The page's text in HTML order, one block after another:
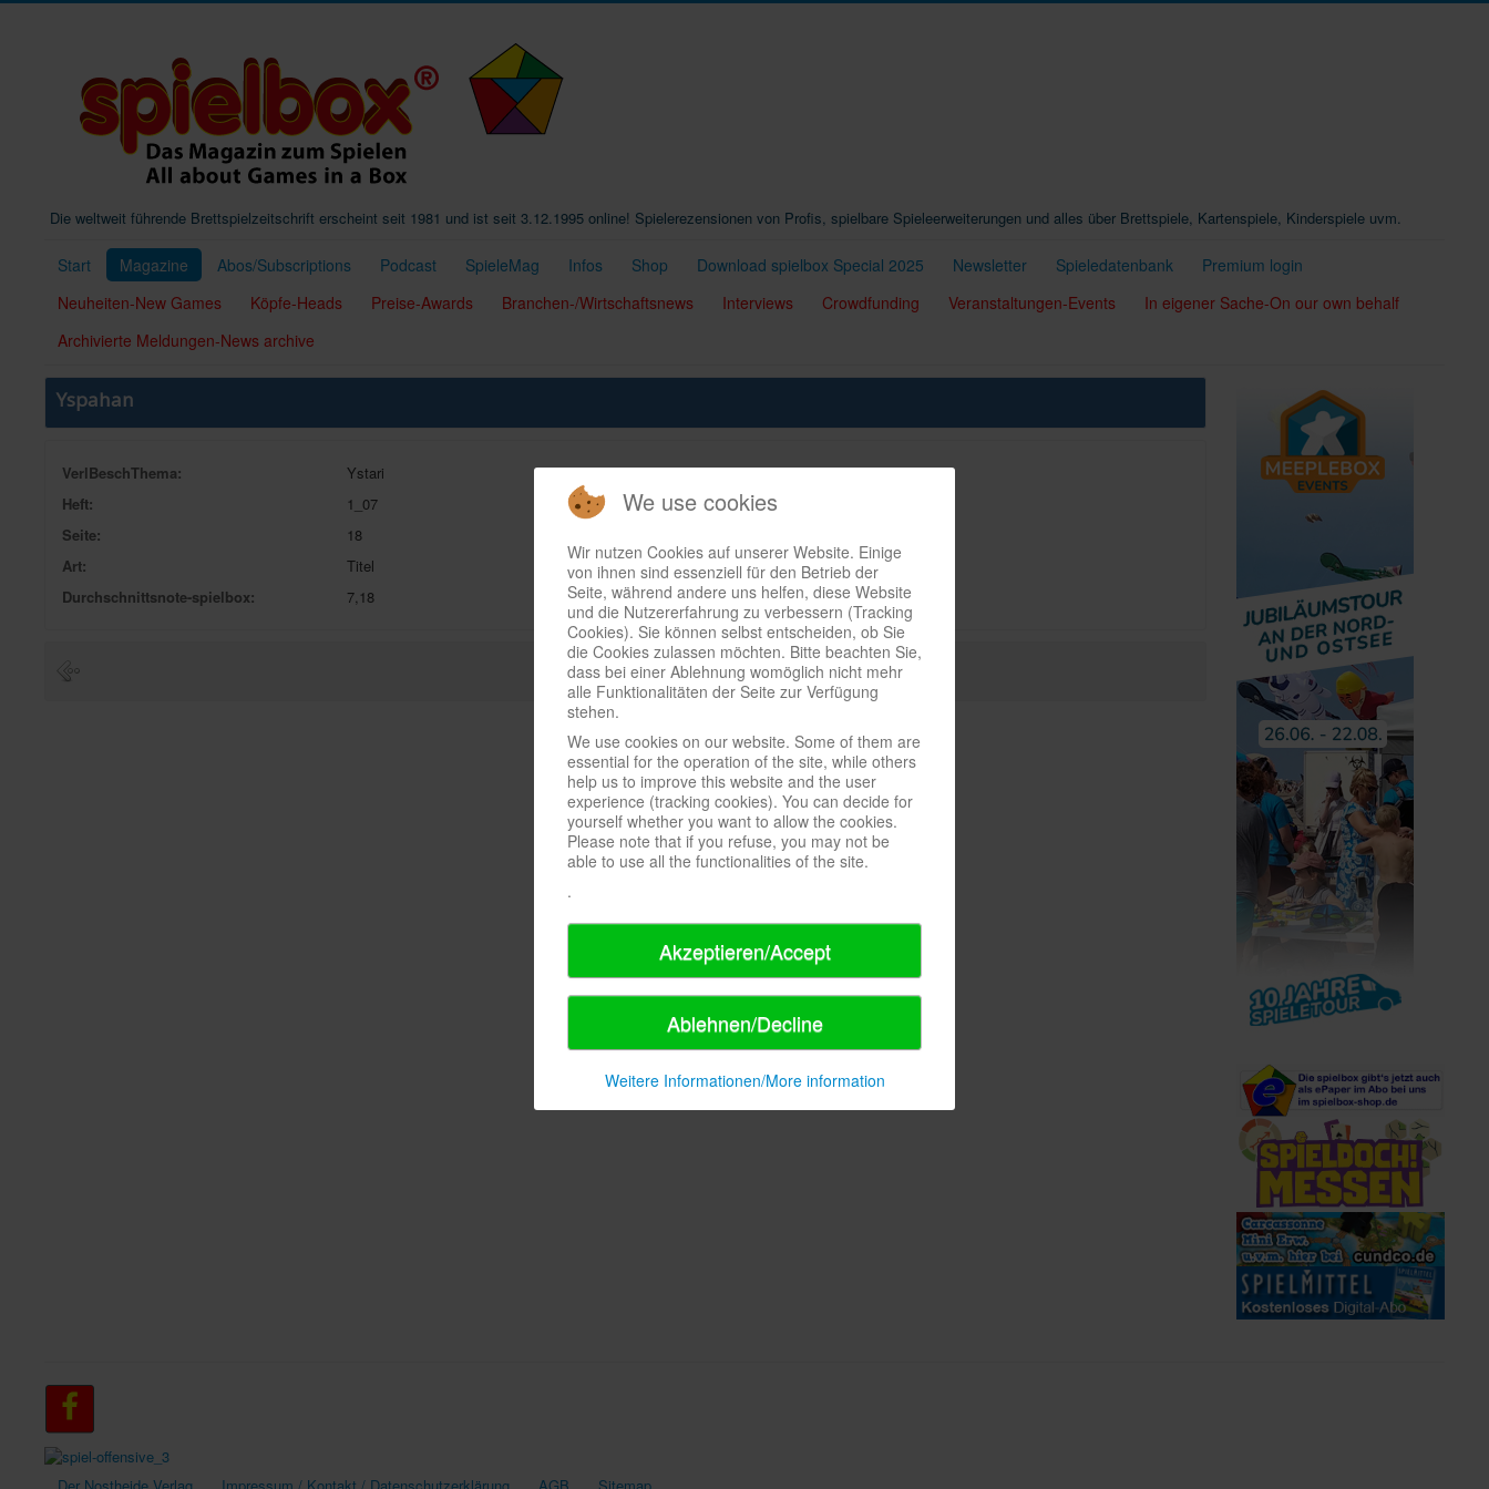
Die weltweit führende Brettspielzeitschrift erscheint seit 1981 und ist seit 3.12.1995 online! Spielerezensionen von Profis, spielbare Spieleerweiterungen und alles über Brettspiele, Kartenspiele, Kinderspiele uvm.
Start Magazine Abos/Subscriptions Podcast SpieleMag Infos Shop Download spielbox Special 2025 Newsletter Spieledatenbank
Premium login
Neuheiten-New Games
Köpfe-Heads Preise-Awards Branchen-/Wirtschaftsnews Interviews Crowdfunding Veranstaltungen-Events
In eigener Sache-On our own behalf
Archivierte Meldungen-News archive
Yspahan
VerlBeschThema:
Ystari
Heft:
1_07
Seite:
18
Art:
Titel
Durchschnittsnote-spielbox:
7,18
Der Nostheide Verlag Impressum / Kontakt / Datenschutzerklärung AGB Sitemap
We use cookies
Wir nutzen Cookies auf unserer Website. Einige
von ihnen sind essenziell für den Betrieb der
Seite, während andere uns helfen, diese Website
und die Nutzererfahrung zu verbessern (Tracking
Cookies). Sie können selbst entscheiden, ob Sie
die Cookies zulassen möchten. Bitte beachten Sie,
dass bei einer Ablehnung womöglich nicht mehr
alle Funktionalitäten der Seite zur Verfügung
stehen.
We use cookies on our website. Some of them are
essential for the operation of the site, while others
help us to improve this website and the user
experience (tracking cookies). You can decide for
yourself whether you want to allow the cookies.
Please note that if you refuse, you may not be
able to use all the functionalities of the site.
.
Akzeptieren/Accept
Ablehnen/Decline
Weitere Informationen/More information